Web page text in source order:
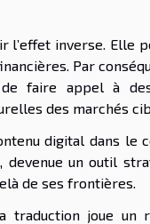
l’effet inverse. Elle
Par
faire appel à
des marchés
digital dans le
un outil
de ses frontières.
traduction joue